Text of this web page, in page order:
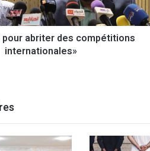
pour abriter des compétitions
internationales»